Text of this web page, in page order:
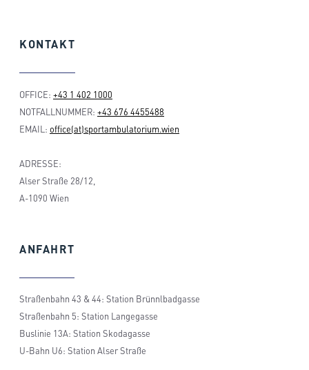
KONTAKT
OFFICE: +43 1 402 1000
NOTFALLNUMMER: +43 676 4455488
EMAIL: office(at)sportambulatorium.wien
ADRESSE:
Alser Straße 28/12,
A-1090 Wien
ANFAHRT
Straßenbahn 43 & 44: Station Brünnlbadgasse
Straßenbahn 5: Station Langegasse
Buslinie 13A: Station Skodagasse
U-Bahn U6: Station Alser Straße